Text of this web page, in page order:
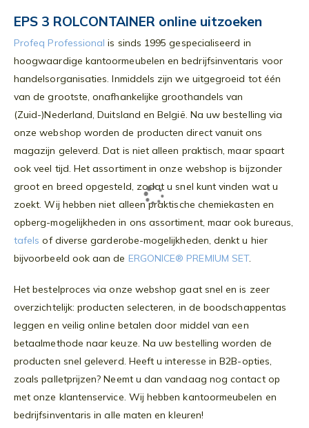
EPS 3 ROLCONTAINER online uitzoeken
Profeq Professional is sinds 1995 gespecialiseerd in
hoogwaardige kantoormeubelen en bedrijfsinventaris voor
handelsorganisaties. Inmiddels zijn we uitgegroeid tot één
van de grootste, onafhankelijke groothandels van
(Zuid-)Nederland, Duitsland en België. Na uw bestelling via
onze webshop worden de producten direct vanuit ons
magazijn geleverd. Dat is niet alleen praktisch, maar spaart
ook veel tijd. Het assortiment in onze webshop is bijzonder
groot en breed opgesteld, zodat u snel kunt vinden wat u
zoekt. Wij hebben niet alleen praktische chemiekasten en
opberg-mogelijkheden in ons assortiment, maar ook bureaus,
tafels of diverse garderobe-mogelijkheden, denkt u hier
bijvoorbeeld ook aan de ERGONICE® PREMIUM SET.
Het bestelproces via onze webshop gaat snel en is zeer
overzichtelijk: producten selecteren, in de boodschappentas
leggen en veilig online betalen door middel van een
betaalmethode naar keuze. Na uw bestelling worden de
producten snel geleverd. Heeft u interesse in B2B-opties,
zoals palletprijzen? Neemt u dan vandaag nog contact op
met onze klantenservice. Wij hebben kantoormeubelen en
bedrijfsinventaris in alle maten en kleuren!